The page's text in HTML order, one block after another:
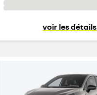
voir les détails